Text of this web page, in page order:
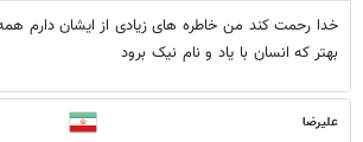
خدا رحمت کند من خاطره های زیادی از ایشان دارم
بهتر که انسان با یاد و نام نیک برود
علیرضا